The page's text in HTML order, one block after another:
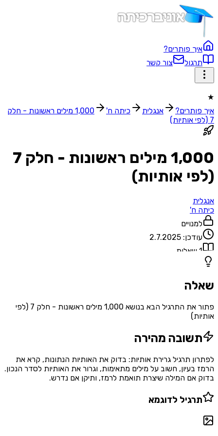
איך פותרים?
תרגול
צור קשר
★
איך פותרים?
אנגלית כיתה ח'
1,000 מילים ראשונות - חלק
7 (לפי אותיות)
1,000 מילים ראשונות - חלק 7
(לפי אותיות)
אנגלית
כיתה ח'
למנויים
עודכן: 2.7.2025
1 שאלות
שאלה
פתור את התרגיל הבא בנושא 1,000 מילים ראשונות - חלק 7 (לפי
אותיות)
תשובה מהירה
לפתרון תרגיל גרירת אותיות: בדוק את האותיות הנתונות, קרא את
הרמז בעיון, חשוב על מילים מתאימות, וגרור את האותיות לסדר הנכון.
בדוק אם המילה שיצרת תואמת לרמז, ותיקן אם נדרש.
תרגיל לדוגמא